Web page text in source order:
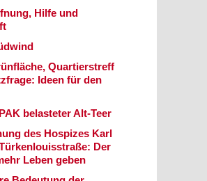
Hilfe und
Quartierstreff
Ideen für den
belasteter Alt-Teer
des Hospizes Karl
Der
Leben geben